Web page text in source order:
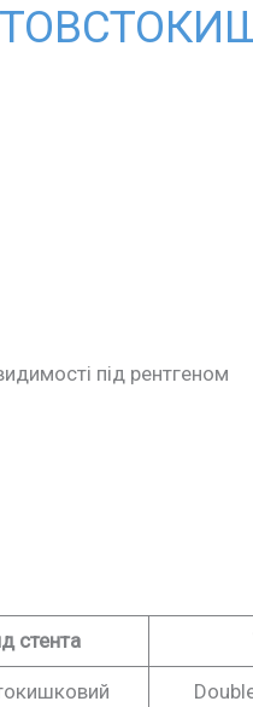
під рентгеном
стента